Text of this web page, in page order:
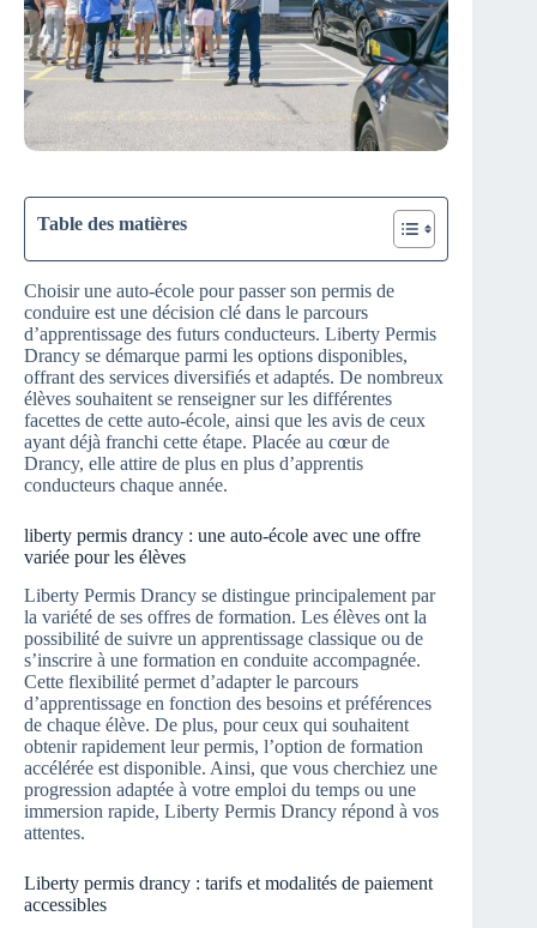
Table des matières
Choisir une auto-école pour passer son permis de
conduire est une décision clé dans le parcours
d’apprentissage des futurs conducteurs. Liberty Permis
Drancy se démarque parmi les options disponibles,
offrant des services diversifiés et adaptés. De nombreux
élèves souhaitent se renseigner sur les différentes
facettes de cette auto-école, ainsi que les avis de ceux
ayant déjà franchi cette étape. Placée au cœur de
Drancy, elle attire de plus en plus d’apprentis
conducteurs chaque année.
liberty permis drancy : une auto-école avec une offre
variée pour les élèves
Liberty Permis Drancy se distingue principalement par
la variété de ses offres de formation. Les élèves ont la
possibilité de suivre un apprentissage classique ou de
s’inscrire à une formation en conduite accompagnée.
Cette flexibilité permet d’adapter le parcours
d’apprentissage en fonction des besoins et préférences
de chaque élève. De plus, pour ceux qui souhaitent
obtenir rapidement leur permis, l’option de formation
accélérée est disponible. Ainsi, que vous cherchiez une
progression adaptée à votre emploi du temps ou une
immersion rapide, Liberty Permis Drancy répond à vos
attentes.
Liberty permis drancy : tarifs et modalités de paiement
accessibles